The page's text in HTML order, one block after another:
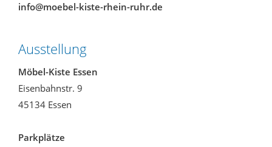
info@moebel-kiste-rhein-ruhr.de
Ausstellung
Möbel-Kiste Essen
Eisenbahnstr. 9
45134 Essen
Parkplätze